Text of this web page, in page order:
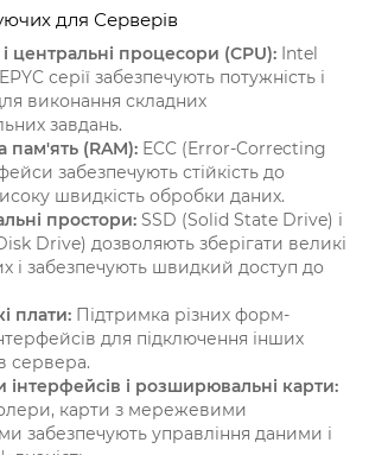
для Серверів
центральні процесори (CPU): Intel
серії забезпечують потужність і
виконання складних
завдань.
пам'ять (RAM): ECC (Error-Correcting
забезпечують стійкість до
швидкість обробки даних.
простори: SSD (Solid State Drive) і
Drive) дозволяють зберігати великі
і забезпечують швидкий доступ до
плати: Підтримка різних форм-
для підключення інших
сервера.
інтерфейсів і розширювальні карти:
карти з мережевими
забезпечують управління даними і